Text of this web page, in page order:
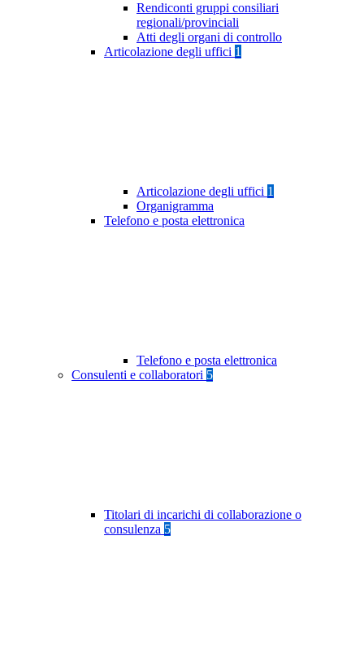
Rendiconti gruppi consiliari
regionali/provinciali
Atti degli organi di controllo
Articolazione degli uffici 1
Articolazione degli uffici 1
Organigramma
Telefono e posta elettronica
Telefono e posta elettronica
Consulenti e collaboratori 5
Titolari di incarichi di collaborazione o
consulenza 5